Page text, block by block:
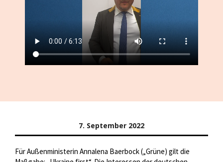
7. September 2022
Für Außenministerin Annalena Baerbock („Grüne) gilt die